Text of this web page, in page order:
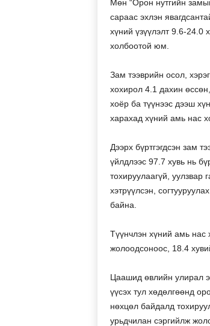
Мөн “Орон нутгийн
сараас эхлэн
хүний үзүүлэлт 9.6-24.0
холбоотой юм.
Зам тээврийн осол,
хохирол 4.1 дахин
хоёр ба түүнээс дээш
харахад хүний амь нас
Дээрх бүртгэгдсэн зам
үйлдлээс 97.7 хувь нь
тохируулаагүй, уулзвар
хэтрүүлсэн,
байна.
Түүнчлэн хүний амь нас
жолоодсоноос, 18.4
Цаашид өвлийн улирал
үүсэх тул хөдөлгөөнд
нөхцөл байдалд
урьдчилан сэргийлж